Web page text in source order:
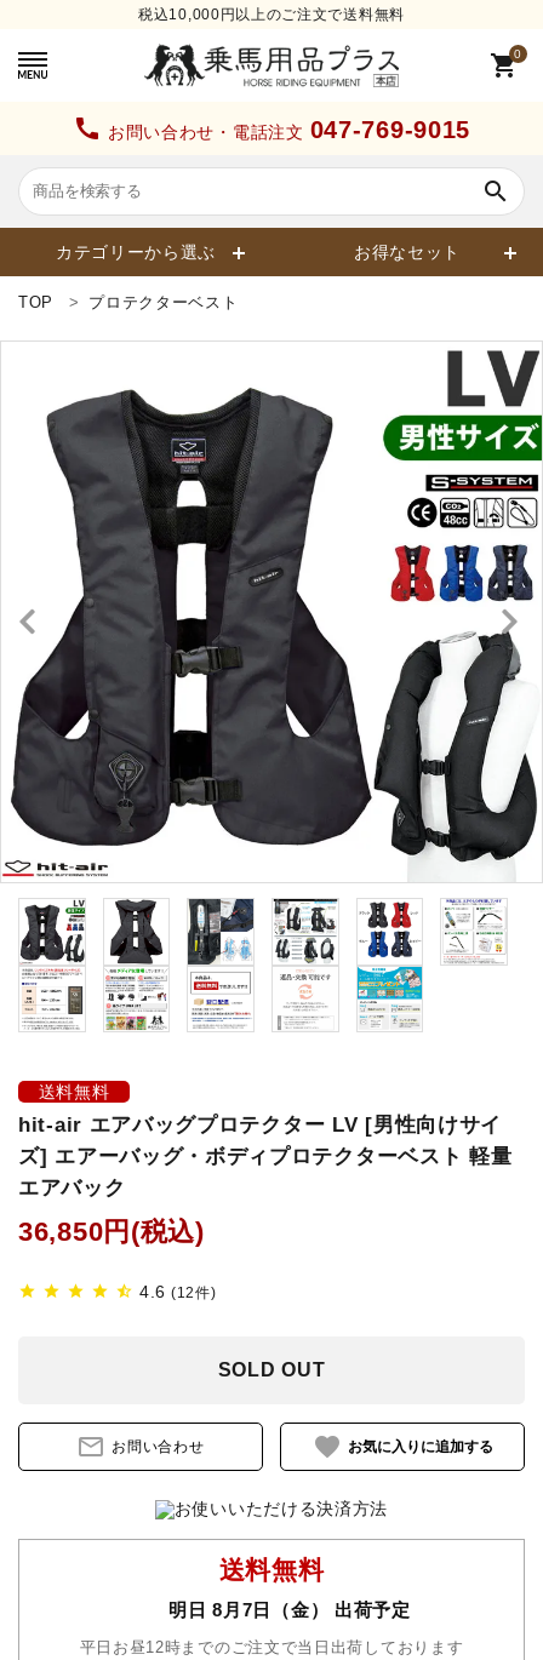
税込10,000円以上のご注文で送料無料
0
shopping_cart
call お問い合わせ・電話注文 047-769-9015
search
カテゴリーから選ぶ お得なセット
カテゴリーから探す
ヘルメット
キュロット・ズボン
プロテクターベスト
ブーツ・ブーツバッグ
ハーフチャップス・靴下
拍車・拍車ベルト
手袋（グローブ）
鞭（ムチ）
乗馬ウェア・下着・雨具
鐙(あぶみ)・鐙革
ゼッケン・パッド
頭絡・手綱・ハミ・耳ネット
馬プロテクター・肢巻・わんこ
手入れ用品・厩舎用品
鞍・サドル用品・腹帯
TOP プロテクターベスト
送料無料
hit-air エアバッグプロテクター LV [男性向けサイ
ズ] エアーバッグ・ボディプロテクターベスト 軽量
エアバック
36,850円(税込)
star star star star star_half 4.6 (12件)
SOLD OUT
mail_outline お問い合わせ favorite
送料無料
明日 8月7日（金） 出荷予定
平日お昼12時までのご注文で当日出荷しております